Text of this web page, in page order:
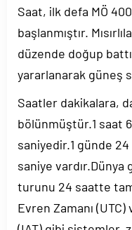
Saat, ilk defa MÖ
başlanmıştır.
düzende doğup
yararlanarak güneş
Saatler dakikalara,
bölünmüştür.1 saat
saniyedir.1 günde
saniye
turunu 24 saatte
Evren Zamanı